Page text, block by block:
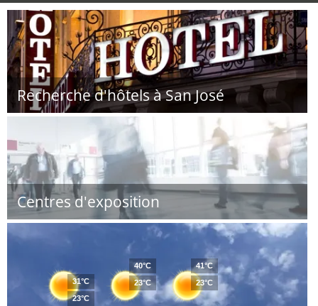
Recherche d'hôtels à San José
Centres d'exposition
31°C
23°C
40°C
23°C
41°C
23°C